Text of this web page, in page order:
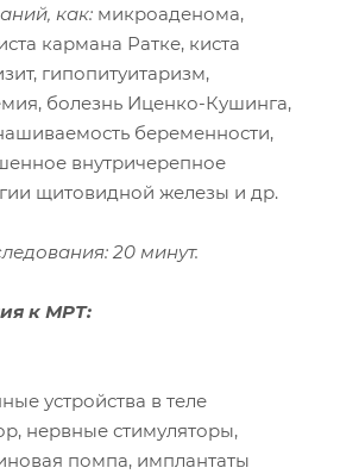
как: микроаденома,
кармана Ратке, киста
гипопитуитаризм,
болезнь Иценко-Кушинга,
беременности,
внутричерепное
щитовидной железы и др.
20 минут.
к МРТ:
устройства в теле
нервные стимуляторы,
помпа, имплантаты